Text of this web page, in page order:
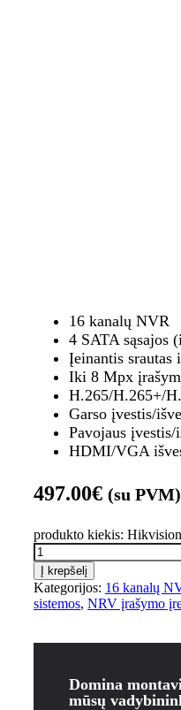
16 kanalų NVR
4 SATA sąsajos
Įeinantis srautas
Iki 8 Mpx
H.265/H.265+/
Garso įvestis/
Pavojaus įvestis/
HDMI/VGA
497.00€ (su PVM)
produkto kiekis:
Į krepšelį
Kategorijos: 16 kanalų
sistemos, NRV įrašymo
Domina
mūsų